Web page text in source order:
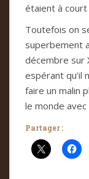
étaient à court
Toutefois on
superbement
décembre sur
espérant qu’il
faire un malin
le monde avec
Partager :